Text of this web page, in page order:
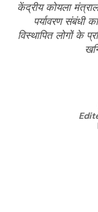
केंद्रीय कोयला
पर्यावरण
विस्थापित लोगों के